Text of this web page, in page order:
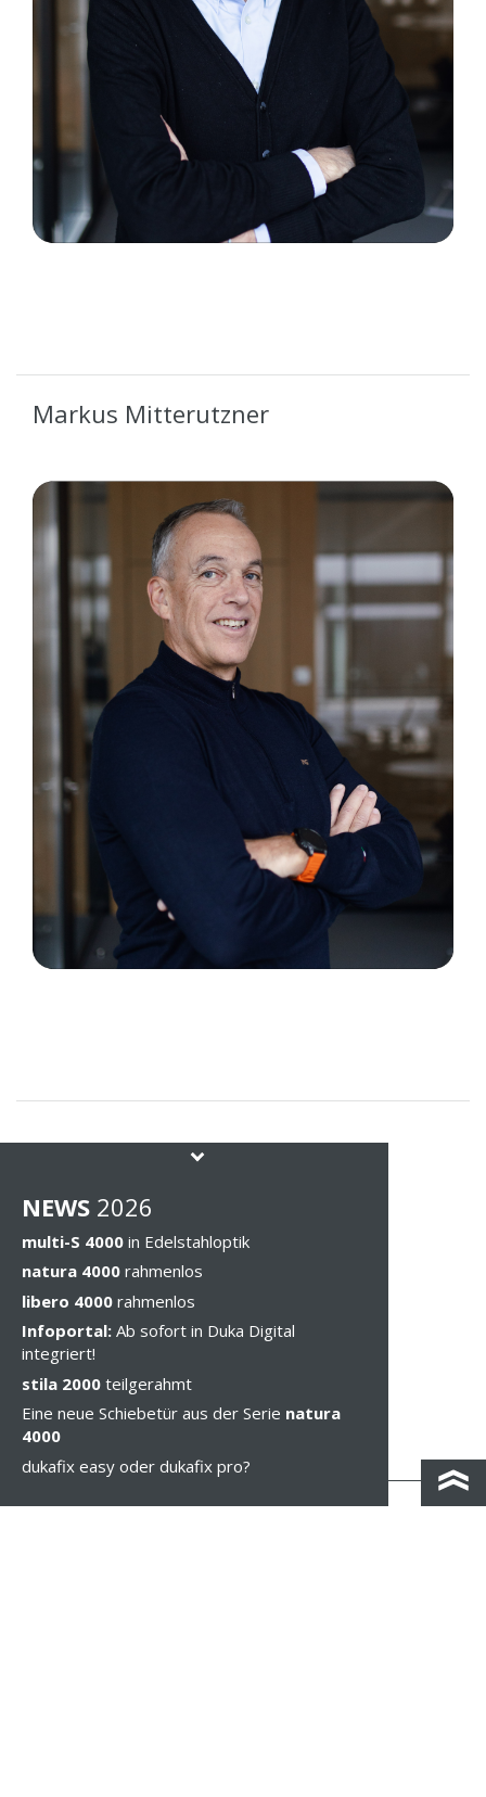
Markus Mitterutzner
NEWS 2026
multi-S 4000 in Edelstahloptik
natura 4000 rahmenlos
libero 4000 rahmenlos
Infoportal: Ab sofort in Duka Digital
integriert!
stila 2000 teilgerahmt
Eine neue Schiebetür aus der Serie natura
4000
dukafix easy oder dukafix pro?